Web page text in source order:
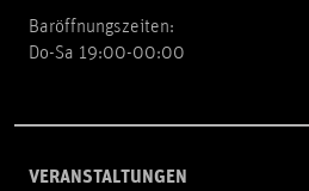
Baröffnungszeiten:
Do-Sa 19:00-00:00
VERANSTALTUNGEN